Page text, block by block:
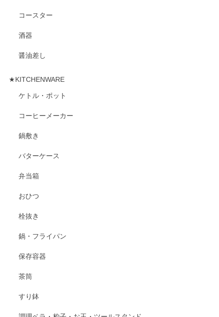
コースター
酒器
醤油差し
★KITCHENWARE
ケトル・ポット
コーヒーメーカー
鍋敷き
バターケース
弁当箱
おひつ
栓抜き
鍋・フライパン
保存容器
茶筒
すり鉢